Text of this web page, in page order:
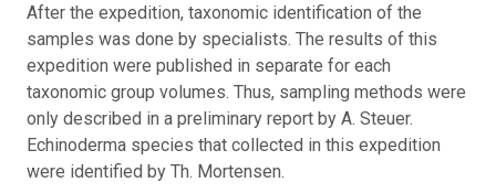
After the expedition, taxonomic identification of the
samples was done by specialists. The results of this
expedition were published in separate for each
taxonomic group volumes. Thus, sampling methods were
only described in a preliminary report by A. Steuer.
Echinoderma species that collected in this expedition
were identified by Th. Mortensen.